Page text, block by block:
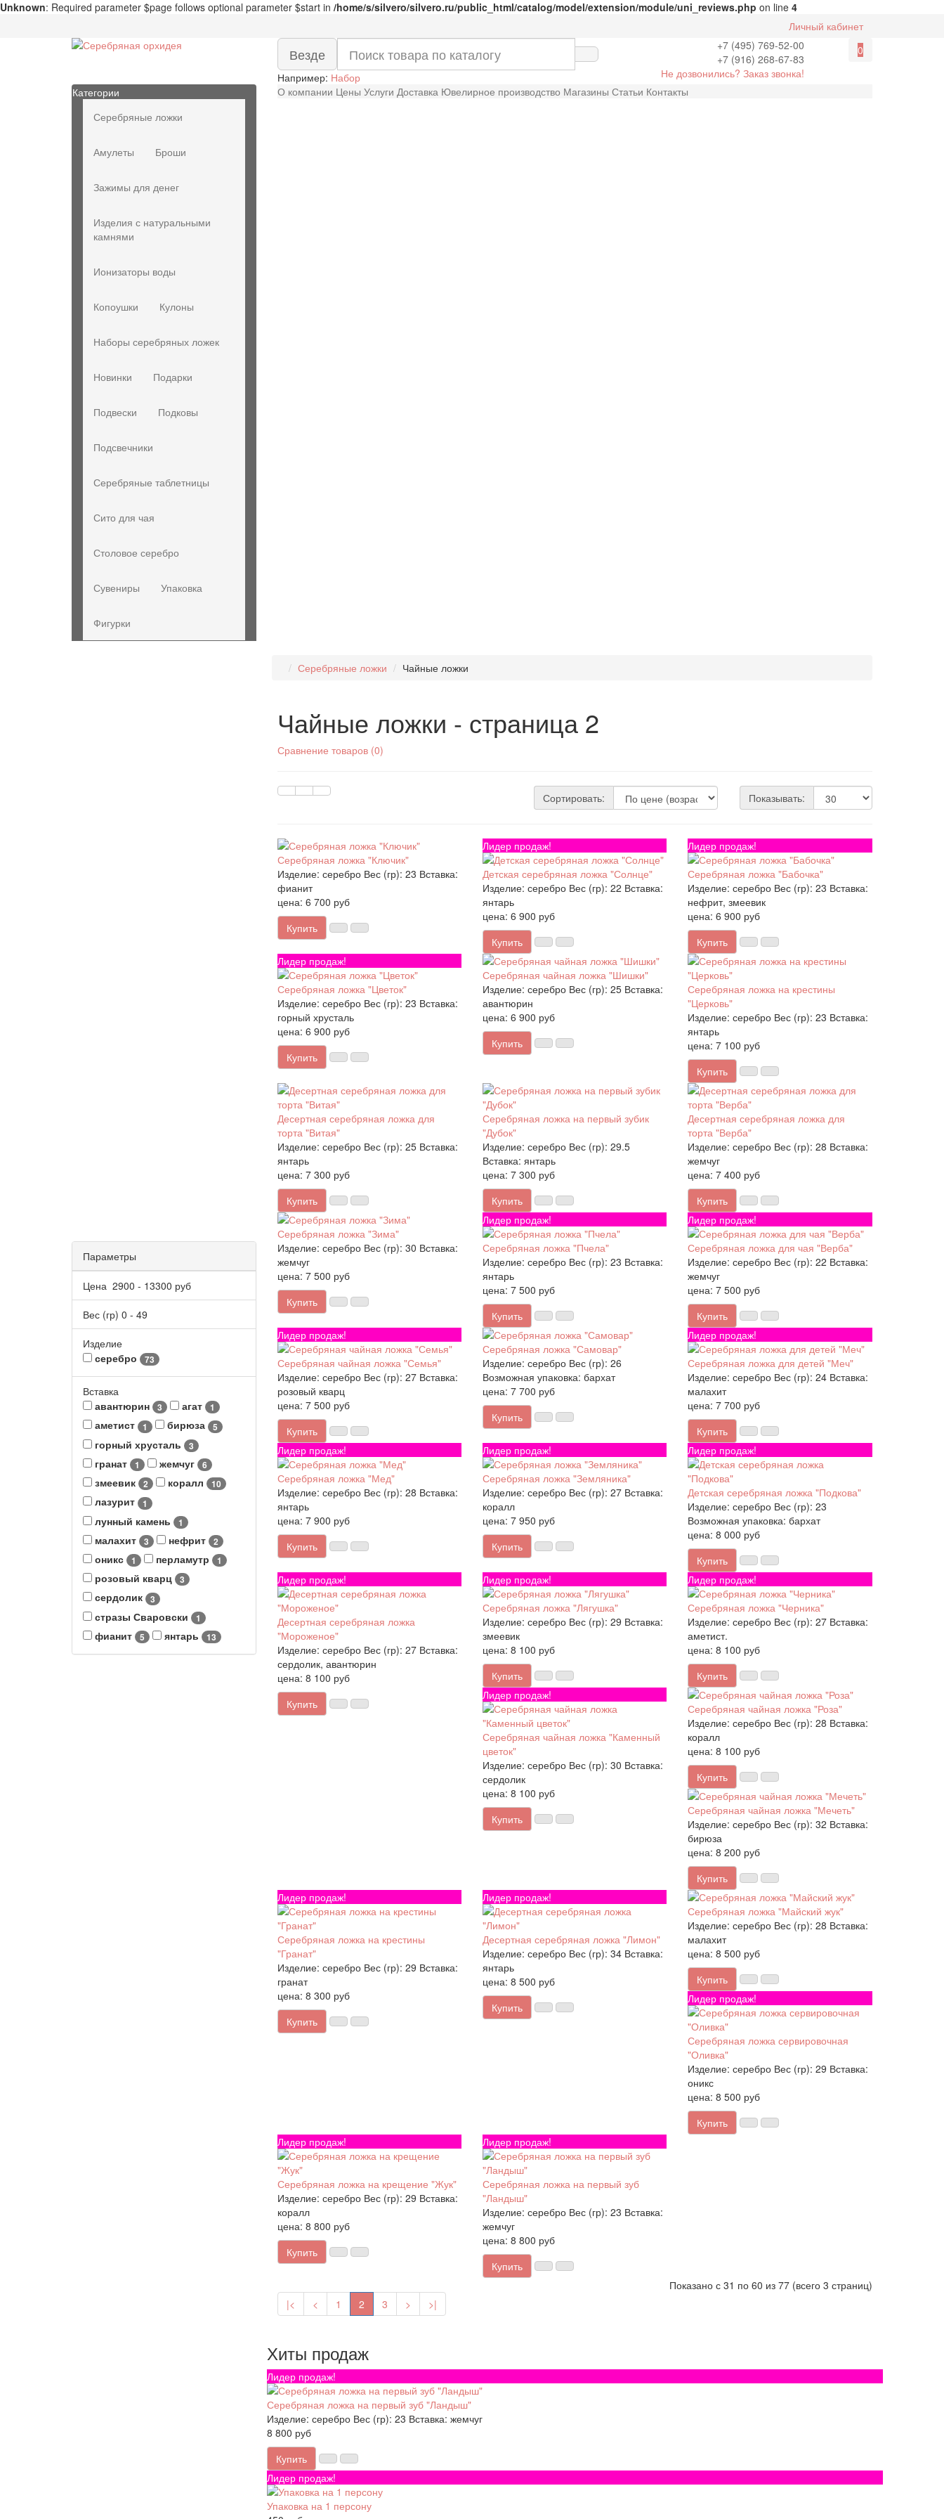
Unknown: Required parameter $page follows optional parameter $start in /home/s/silvero/silvero.ru/public_html/catalog/model/extension/module/uni_reviews.php on line 4
Личный кабинет
+7 (495) 769-52-00
+7 (916) 268-67-83
Не дозвонились? Заказ звонка!
0
Везде
Например: Набор
О компании Цены Услуги Доставка Ювелирное производство Магазины Статьи Контакты
Категории
Серебряные ложки
Амулеты Броши
Зажимы для денег
Изделия с натуральными
камнями
Ионизаторы воды
Копоушки Кулоны
Наборы серебряных ложек
Новинки Подарки
Подвески Подковы
Подсвечники
Серебряные таблетницы
Сито для чая
Столовое серебро
Сувениры Упаковка
Фигурки
Серебряные ложки Чайные ложки
Параметры
Цена 2900 - 13300 руб
Вес (гр) 0 - 49
Изделие
серебро
73
Вставка
авантюрин
3 агат 1
аметист 1 бирюза 5
горный хрусталь 3
гранат 1 жемчуг 6
змеевик 2 коралл 10
лазурит 1
лунный камень 1
малахит 3 нефрит 2
оникс 1 перламутр 1
розовый кварц 3
сердолик 3
стразы Сваровски 1
фианит 5 янтарь 13
Чайные ложки - страница 2
Сравнение товаров (0)
Сортировать: Показывать:
Серебряная ложка "Ключик"
Изделие: серебро Вес (гр): 23 Вставка:
фианит
цена: 6 700 руб
Купить
Лидер продаж!
Детская серебряная ложка "Солнце"
Изделие: серебро Вес (гр): 22 Вставка:
янтарь
цена: 6 900 руб
Купить
Лидер продаж!
Серебряная ложка "Бабочка"
Изделие: серебро Вес (гр): 23 Вставка:
нефрит, змеевик
цена: 6 900 руб
Купить
Лидер продаж!
Серебряная ложка "Цветок"
Изделие: серебро Вес (гр): 23 Вставка:
горный хрусталь
цена: 6 900 руб
Купить
Серебряная чайная ложка "Шишки"
Изделие: серебро Вес (гр): 25 Вставка:
авантюрин
цена: 6 900 руб
Купить
Серебряная ложка на крестины
"Церковь"
Изделие: серебро Вес (гр): 23 Вставка:
янтарь
цена: 7 100 руб
Купить
Десертная серебряная ложка для
торта "Витая"
Изделие: серебро Вес (гр): 25 Вставка:
янтарь
цена: 7 300 руб
Купить
Серебряная ложка на первый зубик
"Дубок"
Изделие: серебро Вес (гр): 29.5
Вставка: янтарь
цена: 7 300 руб
Купить
Десертная серебряная ложка для
торта "Верба"
Изделие: серебро Вес (гр): 28 Вставка:
жемчуг
цена: 7 400 руб
Купить
Серебряная ложка "Зима"
Изделие: серебро Вес (гр): 30 Вставка:
жемчуг
цена: 7 500 руб
Купить
Лидер продаж!
Серебряная ложка "Пчела"
Изделие: серебро Вес (гр): 23 Вставка:
янтарь
цена: 7 500 руб
Купить
Лидер продаж!
Серебряная ложка для чая "Верба"
Изделие: серебро Вес (гр): 22 Вставка:
жемчуг
цена: 7 500 руб
Купить
Лидер продаж!
Серебряная чайная ложка "Семья"
Изделие: серебро Вес (гр): 27 Вставка:
розовый кварц
цена: 7 500 руб
Купить
Серебряная ложка "Самовар"
Изделие: серебро Вес (гр): 26
Возможная упаковка: бархат
цена: 7 700 руб
Купить
Лидер продаж!
Серебряная ложка для детей "Меч"
Изделие: серебро Вес (гр): 24 Вставка:
малахит
цена: 7 700 руб
Купить
Лидер продаж!
Серебряная ложка "Мед"
Изделие: серебро Вес (гр): 28 Вставка:
янтарь
цена: 7 900 руб
Купить
Лидер продаж!
Серебряная ложка "Земляника"
Изделие: серебро Вес (гр): 27 Вставка:
коралл
цена: 7 950 руб
Купить
Лидер продаж!
Детская серебряная ложка "Подкова"
Изделие: серебро Вес (гр): 23
Возможная упаковка: бархат
цена: 8 000 руб
Купить
Лидер продаж!
Десертная серебряная ложка
"Мороженое"
Изделие: серебро Вес (гр): 27 Вставка:
сердолик, авантюрин
цена: 8 100 руб
Купить
Лидер продаж!
Серебряная ложка "Лягушка"
Изделие: серебро Вес (гр): 29 Вставка:
змеевик
цена: 8 100 руб
Купить
Лидер продаж!
Серебряная ложка "Черника"
Изделие: серебро Вес (гр): 27 Вставка:
аметист.
цена: 8 100 руб
Купить
Лидер продаж!
Серебряная чайная ложка "Каменный
цветок"
Изделие: серебро Вес (гр): 30 Вставка:
сердолик
цена: 8 100 руб
Купить
Серебряная чайная ложка "Роза"
Изделие: серебро Вес (гр): 28 Вставка:
коралл
цена: 8 100 руб
Купить
Серебряная чайная ложка "Мечеть"
Изделие: серебро Вес (гр): 32 Вставка:
бирюза
цена: 8 200 руб
Купить
Лидер продаж!
Серебряная ложка на крестины
"Гранат"
Изделие: серебро Вес (гр): 29 Вставка:
гранат
цена: 8 300 руб
Купить
Лидер продаж!
Десертная серебряная ложка "Лимон"
Изделие: серебро Вес (гр): 34 Вставка:
янтарь
цена: 8 500 руб
Купить
Серебряная ложка "Майский жук"
Изделие: серебро Вес (гр): 28 Вставка:
малахит
цена: 8 500 руб
Купить
Лидер продаж!
Серебряная ложка сервировочная
"Оливка"
Изделие: серебро Вес (гр): 29 Вставка:
оникс
цена: 8 500 руб
Купить
Лидер продаж!
Серебряная ложка на крещение "Жук"
Изделие: серебро Вес (гр): 29 Вставка:
коралл
цена: 8 800 руб
Купить
Лидер продаж!
Серебряная ложка на первый зуб
"Ландыш"
Изделие: серебро Вес (гр): 23 Вставка:
жемчуг
цена: 8 800 руб
Купить
|< < 1 2 3 > >|
Показано с 31 по 60 из 77 (всего 3 страниц)
Хиты продаж
Лидер продаж!
Серебряная ложка на первый зуб "Ландыш"
Изделие: серебро Вес (гр): 23 Вставка: жемчуг
8 800 руб
Купить
Лидер продаж!
Упаковка на 1 персону